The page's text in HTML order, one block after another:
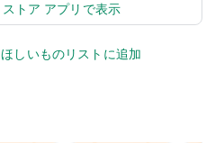
トア アプリで表示
ほしいものリストに追加